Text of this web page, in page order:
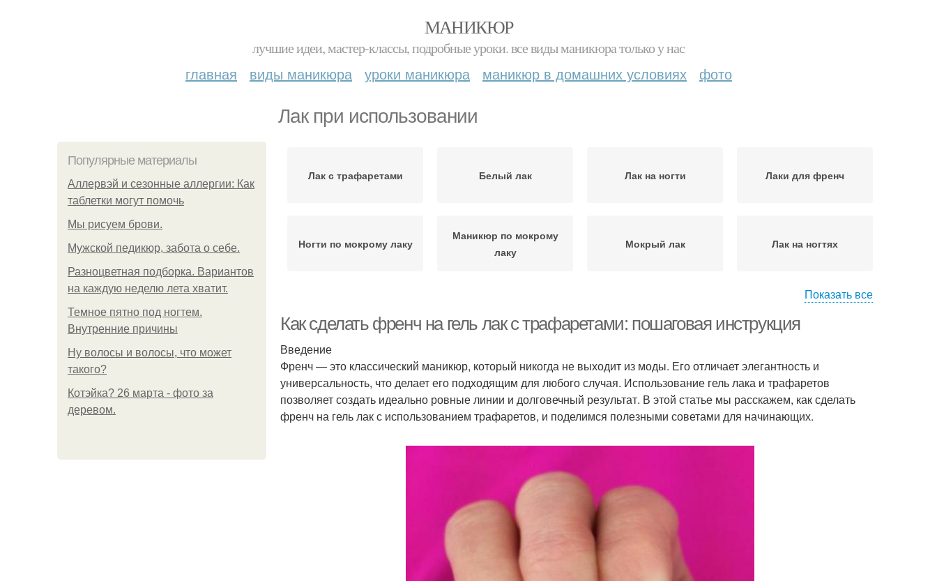
МАНИКЮР
лучшие идеи, мастер-классы, подробные уроки. все виды маникюра только у нас
главная виды маникюра уроки маникюра маникюр в домашних условиях фото
Лак при использовании
Популярные материалы
Аллервэй и сезонные аллергии: Как
таблетки могут помочь
Мы рисуем брови.
Мужской педикюр, забота о себе.
Разноцветная подборка. Вариантов
на каждую неделю лета хватит.
Темное пятно под ногтем.
Внутренние причины
Ну волосы и волосы, что может
такого?
Котэйка? 26 марта - фото за
деревом.
Лак с трафаретами Белый лак Лак на ногти Лаки для френч
Ногти по мокрому лаку
Маникюр по мокрому
лаку
Мокрый лак Лак на ногтях
Показать все
Как сделать френч на гель лак с трафаретами: пошаговая инструкция
Введение
Френч — это классический маникюр, который никогда не выходит из моды. Его отличает элегантность и
универсальность, что делает его подходящим для любого случая. Использование гель лака и трафаретов
позволяет создать идеально ровные линии и долговечный результат. В этой статье мы расскажем, как сделать
френч на гель лак с использованием трафаретов, и поделимся полезными советами для начинающих.